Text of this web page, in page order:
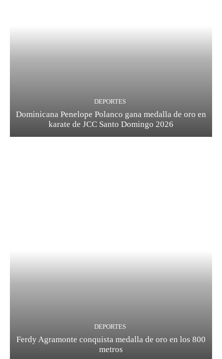
DEPORTES
Dominicana Penelope Polanco gana medalla de oro en
karate de JCC Santo Domingo 2026
DEPORTES
Ferdy Agramonte conquista medalla de oro en los 800
metros